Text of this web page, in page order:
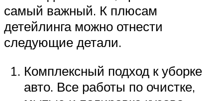
самый важный. К плюсам
детейлинга можно отнести
следующие детали.
Комплексный подход к уборке
авто. Все работы по очистке,